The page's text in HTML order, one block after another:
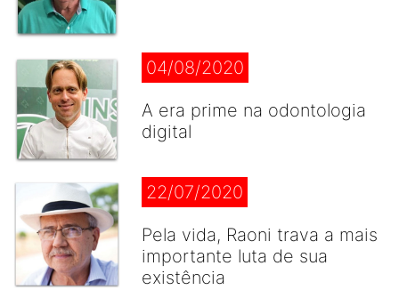
04/08/2020
A era prime na odontologia
digital
22/07/2020
Pela vida, Raoni trava a mais
importante luta de sua
existência